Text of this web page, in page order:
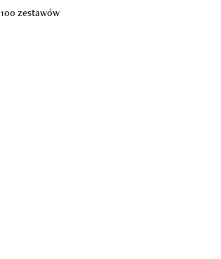
100 zestawów